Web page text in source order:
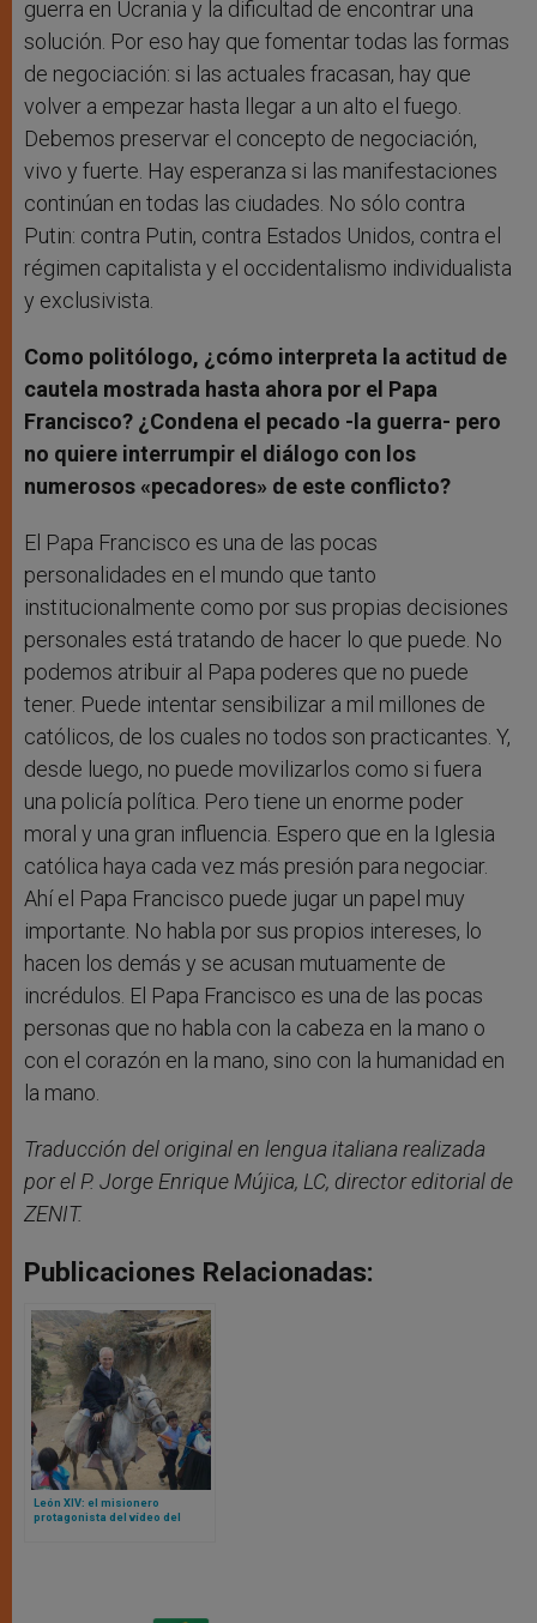
guerra en Ucrania y la dificultad de encontrar una
solución. Por eso hay que fomentar todas las formas
de negociación: si las actuales fracasan, hay que
volver a empezar hasta llegar a un alto el fuego.
Debemos preservar el concepto de negociación,
vivo y fuerte. Hay esperanza si las manifestaciones
continúan en todas las ciudades. No sólo contra
Putin: contra Putin, contra Estados Unidos, contra el
régimen capitalista y el occidentalismo individualista
y exclusivista.
Como politólogo, ¿cómo interpreta la actitud de
cautela mostrada hasta ahora por el Papa
Francisco? ¿Condena el pecado -la guerra- pero
no quiere interrumpir el diálogo con los
numerosos «pecadores» de este conflicto?
El Papa Francisco es una de las pocas
personalidades en el mundo que tanto
institucionalmente como por sus propias decisiones
personales está tratando de hacer lo que puede. No
podemos atribuir al Papa poderes que no puede
tener. Puede intentar sensibilizar a mil millones de
católicos, de los cuales no todos son practicantes. Y,
desde luego, no puede movilizarlos como si fuera
una policía política. Pero tiene un enorme poder
moral y una gran influencia. Espero que en la Iglesia
católica haya cada vez más presión para negociar.
Ahí el Papa Francisco puede jugar un papel muy
importante. No habla por sus propios intereses, lo
hacen los demás y se acusan mutuamente de
incrédulos. El Papa Francisco es una de las pocas
personas que no habla con la cabeza en la mano o
con el corazón en la mano, sino con la humanidad en
la mano.
Traducción del original en lengua italiana realizada
por el P. Jorge Enrique Mújica, LC, director editorial de
ZENIT.
Publicaciones Relacionadas:
León XIV: el misionero
protagonista del vídeo del